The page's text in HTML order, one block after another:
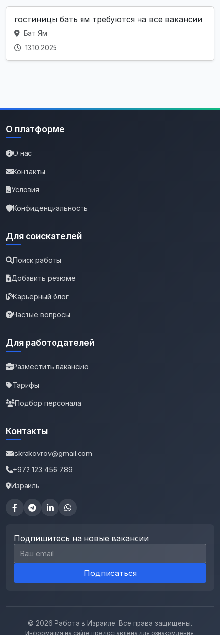
гостиницы бать ям требуются на все вакансии
Бат Ям
13.10.2025
О платформе
О нас
Контакты
Условия
Конфиденциальность
Для соискателей
Поиск работы
Добавить резюме
Карьерный блог
Частые вопросы
Для работодателей
Разместить вакансию
Тарифы
Подбор персонала
Контакты
iskrakovrov@gmail.com
+972 123 456 789
Израиль
Подпишитесь на новые вакансии
Email для подписки
Подписаться
© 2026 Работа в Израиле. Все права защищены.
Информация на сайте предоставлена для ознакомления.